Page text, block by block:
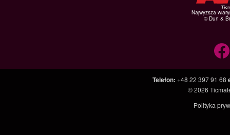
Najwyższa
© Dun &
Telefon: +48 22 397 91 68
© 2026
Polityka